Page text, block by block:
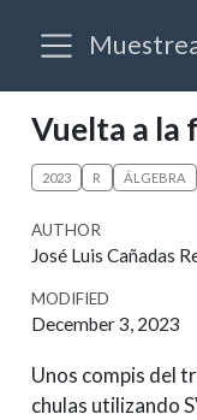
Vuelta a la
2023 R ÁLGEBRA
AUTHOR
José Luis Cañadas
MODIFIED
December 3, 2023
Unos compis del
chulas utilizando